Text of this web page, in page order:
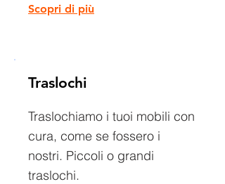
Scopri di più
Traslochi
Traslochiamo i tuoi mobili con
cura, come se fossero i
nostri. Piccoli o grandi
traslochi.